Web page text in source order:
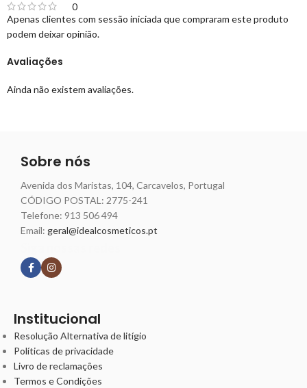
0
Avaliações
Ainda não existem avaliações.
Apenas clientes com sessão iniciada que compraram este produto
podem deixar opinião.
Sobre nós
Avenida dos Maristas, 104, Carcavelos, Portugal
CÓDIGO POSTAL: 2775-241
Telefone: 913 506 494
Email: geral@idealcosmeticos.pt
Institucional
Resolução Alternativa de litígio
Políticas de privacidade
Livro de reclamações
Termos e Condições